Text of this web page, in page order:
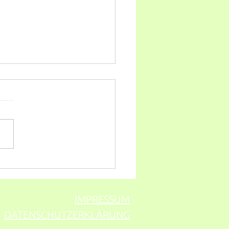
lindern uvm.
IMPRESSUM
DATENSCHUTZERKLÄRUNG